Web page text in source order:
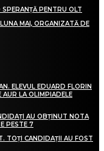
PENTRU OLT
MAI, ORGANIZATĂ DE
ELEVUL EDUARD FLORIN
AUR LA OLIMPIADELE
AU OBȚINUT NOTA
PESTE 7
TOȚI CANDIDAȚII AU FOST